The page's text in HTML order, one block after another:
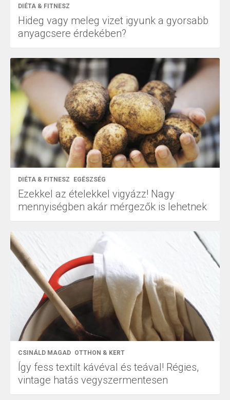
DIÉTA & FITNESZ
Hideg vagy meleg vizet igyunk a gyorsabb
anyagcsere érdekében?
DIÉTA & FITNESZ EGÉSZSÉG
Ezekkel az ételekkel vigyázz! Nagy
mennyiségben akár mérgezők is lehetnek
CSINÁLD MAGAD OTTHON & KERT
Így fess textilt kávéval és teával! Régies,
vintage hatás vegyszermentesen